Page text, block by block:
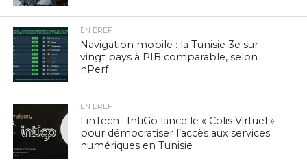
EN BREF
Navigation mobile : la Tunisie 3e sur
vingt pays à PIB comparable, selon
nPerf
EN BREF
FinTech : IntiGo lance le « Colis Virtuel »
pour démocratiser l’accès aux services
numériques en Tunisie